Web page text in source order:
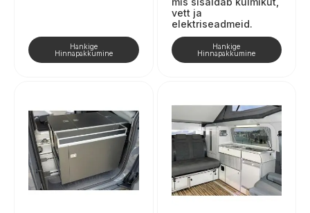
Hankige
Hinnapakkumine
vett ja
elektriseadmeid.
Hankige
Hinnapakkumine